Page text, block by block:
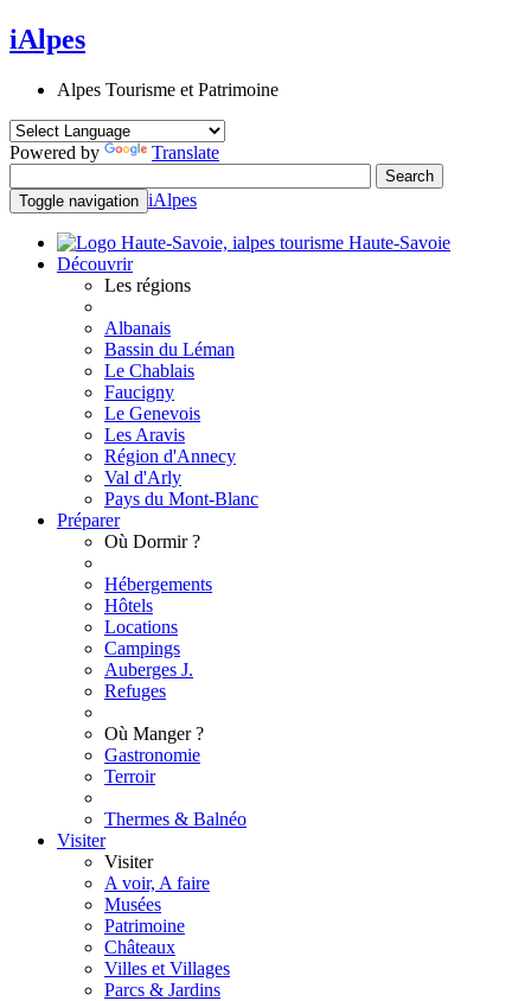
iAlpes
Alpes Tourisme et Patrimoine
Powered by Translate
Toggle navigation iAlpes
Haute-Savoie
Découvrir
Les régions
Albanais
Bassin du Léman
Le Chablais
Faucigny
Le Genevois
Les Aravis
Région d'Annecy
Val d'Arly
Pays du Mont-Blanc
Préparer
Où Dormir ?
Hébergements
Hôtels
Locations
Campings
Auberges J.
Refuges
Où Manger ?
Gastronomie
Terroir
Thermes & Balnéo
Visiter
Visiter
A voir, A faire
Musées
Patrimoine
Châteaux
Villes et Villages
Parcs & Jardins